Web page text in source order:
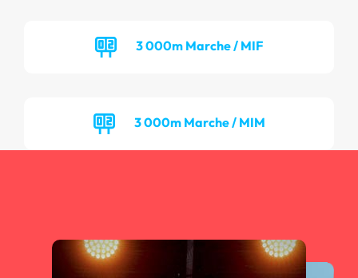
3 000m Marche / MIF
3 000m Marche / MIM